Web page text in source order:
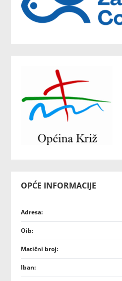
OPĆE INFORMACIJE
Adresa:
Oib:
Matični broj:
Iban: